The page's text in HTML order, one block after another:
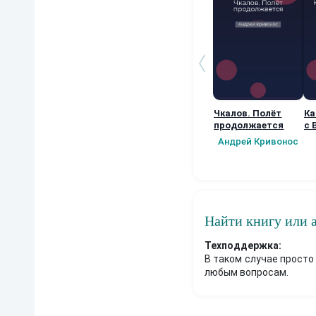
Чкалов. Полёт
продолжается
Андрей Кривонос
с
Найти книгу или
Техподдержка:
В таком случае
любым вопросам.